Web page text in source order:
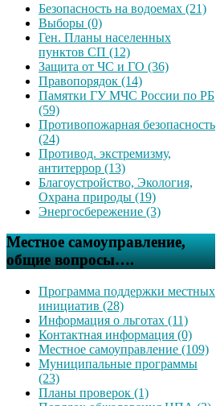
Безопасность на водоемах (21)
Выборы (0)
Ген. Планы населенных
пунктов СП (12)
Защита от ЧС и ГО (36)
Правопорядок (14)
Памятки ГУ МЧС России по РБ
(59)
Противопожарная безопасность
(24)
Противод. экстремизму,
антитеррор (13)
Благоустройство, Экология,
Охрана природы (19)
Энергосбережение (3)
Местное самоуправление,
общие вопросы….
Программа поддержки местных
инициатив (28)
Информация о льготах (11)
Контактная информация (0)
Местное самоуправление (109)
Муниципальные программы
(23)
Планы проверок (1)